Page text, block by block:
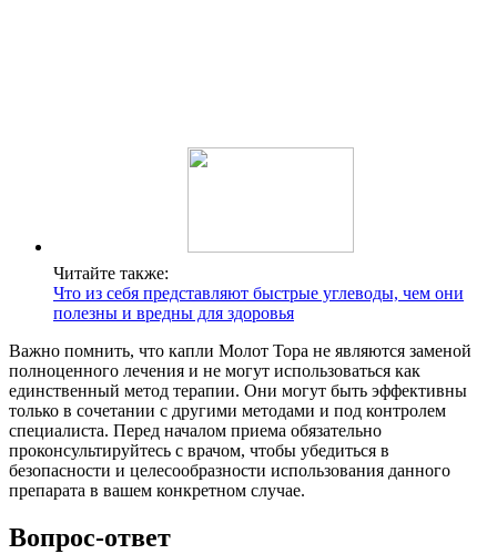
Читайте также:
Что из себя представляют быстрые углеводы, чем они
полезны и вредны для здоровья
Важно помнить, что капли Молот Тора не являются заменой
полноценного лечения и не могут использоваться как
единственный метод терапии. Они могут быть эффективны
только в сочетании с другими методами и под контролем
специалиста. Перед началом приема обязательно
проконсультируйтесь с врачом, чтобы убедиться в
безопасности и целесообразности использования данного
препарата в вашем конкретном случае.
Вопрос-ответ